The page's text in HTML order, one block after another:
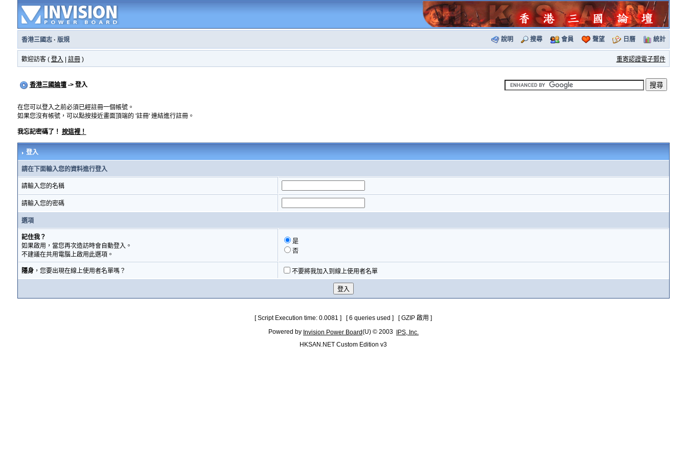
香港三國志· 版規 說明 搜尋 會員 聲望 日曆 統計
歡迎訪客 ( 登入 註冊) 重寄認證電子郵件
香港三國論壇-> 登入
在您可以登入之前必須已經註冊一個帳號。
如果您沒有帳號，可以點按接近畫面頂端的 '註冊' 連結進行註冊。
我忘記密碼了！ 按這裡！
登入
請在下面輸入您的資料進行登入
請輸入您的名稱
請輸入您的密碼
選項
記住我？
如果啟用，當您再次造訪時會自動登入。
不建議在共用電腦上啟用此選項。
是
否
隱身，您要出現在線上使用者名單嗎？ 不要將我加入到線上使用者名單
[ Script Execution time: 0.0081 ] [ 6 queries used ] [ GZIP 啟用 ]
Powered by Invision Power Board(U) © 2003
IPS, Inc.
HKSAN.NET Custom Edition v3